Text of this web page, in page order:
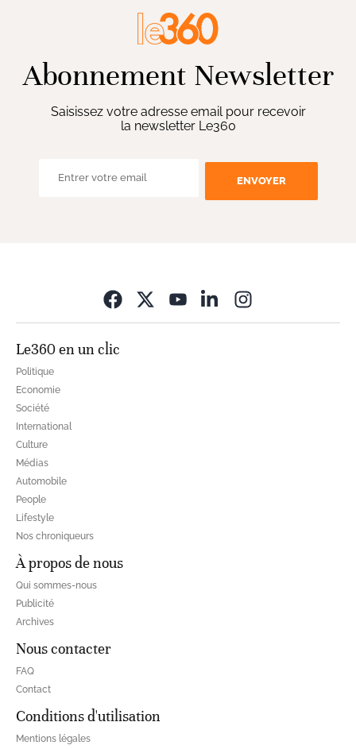
Abonnement Newsletter
Saisissez votre adresse email pour recevoir
la newsletter Le360
ENVOYER
Le360 en un clic
Politique
Economie
Société
International
Culture
Médias
Automobile
People
Lifestyle
Nos chroniqueurs
À propos de nous
Qui sommes-nous
Publicité
Archives
Nous contacter
FAQ
Contact
Conditions d'utilisation
Mentions légales